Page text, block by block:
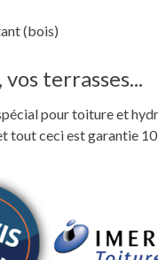
(bois)
terrasses...
pour toiture et
tout ceci est garantie 10